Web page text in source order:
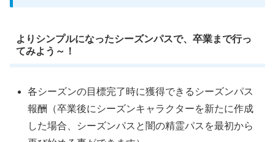
よりシンプルになったシーズンパスで、卒業まで行っ
てみよう～！
各シーズンの目標完了時に獲得できるシーズンパス
報酬（卒業後にシーズンキャラクターを新たに作成
した場合、シーズンパスと闇の精霊パスを最初から